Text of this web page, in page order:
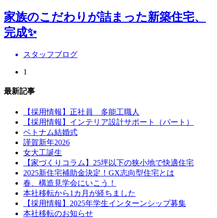
家族のこだわりが詰まった新築住宅、
完成✨
スタッフブログ
1
最新記事
【採用情報】正社員 多能工職人
【採用情報】インテリア設計サポート（パート）
ベトナム結婚式
謹賀新年2026
女大工誕生
【家づくりコラム】25坪以下の狭小地で快適住宅
2025新住宅補助金決定！GX志向型住宅とは
春、構造見学会にいこう！
本社移転から1カ月が経ちました
【採用情報】2025年学生インターンシップ募集
本社移転のお知らせ